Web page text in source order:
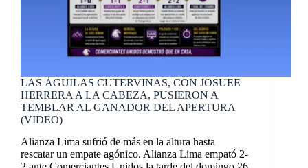
LAS ÁGUILAS CUTERVINAS, CON JOSUEE
HERRERA A LA CABEZA, PUSIERON A
TEMBLAR AL GANADOR DEL APERTURA
(VIDEO)
Alianza Lima sufrió de más en la altura hasta
rescatar un empate agónico. Alianza Lima empató 2-